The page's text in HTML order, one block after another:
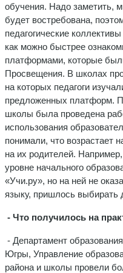
обучения. Надо заметить,
будет востребована,
педагогические
как можно быстрее
платформами, которые
Просвещения. В школах
на которых педагоги
предложенных платформ.
школы была проведена
использования
понимали, что возрастает
на их родителей.
уровне начального
«Учи.ру», но на ней не
языку, пришлось выбирать
- Что получилось на
- Департамент
Югры, Управление
района и школы провели